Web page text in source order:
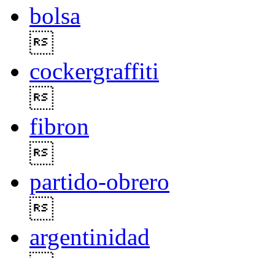
bolsa
cockergraffiti
fibron
partido-obrero
argentinidad